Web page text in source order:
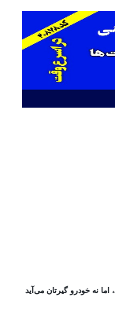
نه خودرو گیرتان می‌آید